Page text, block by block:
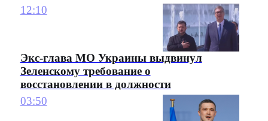
12:10
Экс-глава МО Украины выдвинул
Зеленскому требование о
восстановлении в должности
03:50